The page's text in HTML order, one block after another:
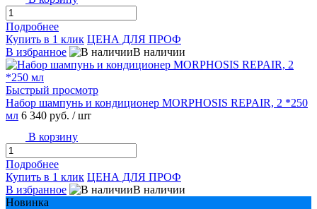
Подробнее
Купить в 1 клик ЦЕНА ДЛЯ ПРОФ
В избранное
В наличии
Быстрый просмотр
Набор шампунь и кондиционер MORPHOSIS REPAIR, 2 *250
мл 6 340 руб. / шт
В корзину
Подробнее
Купить в 1 клик ЦЕНА ДЛЯ ПРОФ
В избранное
В наличии
Новинка